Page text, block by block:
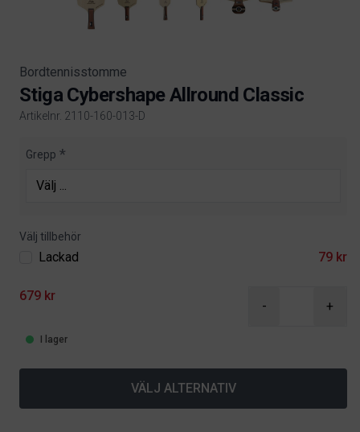
Bordtennisstomme
Stiga Cybershape Allround Classic
Artikelnr. 2110-160-013-D
Product information
Grepp
Välj tillbehör
Lackad 79 kr
679 kr
- +
I lager
VÄLJ ALTERNATIV